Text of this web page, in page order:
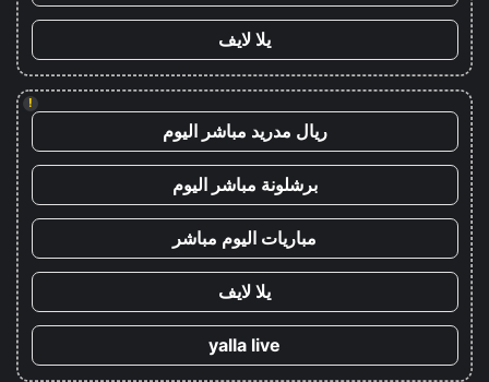
يلا لايف
!
ريال مدريد مباشر اليوم
برشلونة مباشر اليوم
مباريات اليوم مباشر
يلا لايف
yalla live